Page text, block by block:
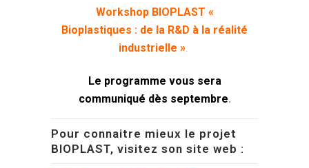
Workshop BIOPLAST «
Bioplastiques : de la R&D à la réalité
industrielle ».
Le programme vous sera
communiqué dès septembre.
Pour connaitre mieux le projet
BIOPLAST, visitez son site web :